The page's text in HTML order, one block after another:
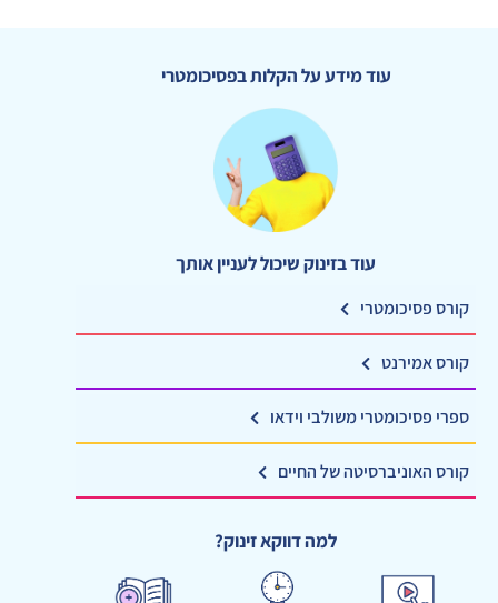
עוד מידע על הקלות בפסיכומטרי
עוד בזינוק שיכול לעניין אותך
קורס פסיכומטרי
קורס אמירנט
ספרי פסיכומטרי משולבי וידאו
קורס האוניברסיטה של החיים
למה דווקא זינוק?